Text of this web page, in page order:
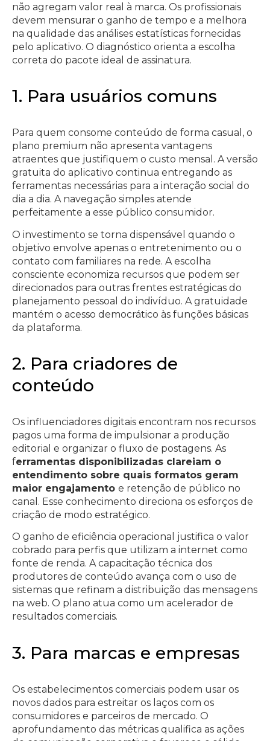
não agregam valor real à marca. Os profissionais
devem mensurar o ganho de tempo e a melhora
na qualidade das análises estatísticas fornecidas
pelo aplicativo. O diagnóstico orienta a escolha
correta do pacote ideal de assinatura.
1. Para usuários comuns
Para quem consome conteúdo de forma casual, o
plano premium não apresenta vantagens
atraentes que justifiquem o custo mensal. A versão
gratuita do aplicativo continua entregando as
ferramentas necessárias para a interação social do
dia a dia. A navegação simples atende
perfeitamente a esse público consumidor.
O investimento se torna dispensável quando o
objetivo envolve apenas o entretenimento ou o
contato com familiares na rede. A escolha
consciente economiza recursos que podem ser
direcionados para outras frentes estratégicas do
planejamento pessoal do indivíduo. A gratuidade
mantém o acesso democrático às funções básicas
da plataforma.
2. Para criadores de
conteúdo
Os influenciadores digitais encontram nos recursos
pagos uma forma de impulsionar a produção
editorial e organizar o fluxo de postagens. As
ferramentas disponibilizadas clareiam o
entendimento sobre quais formatos geram
maior engajamento e retenção de público no
canal. Esse conhecimento direciona os esforços de
criação de modo estratégico.
O ganho de eficiência operacional justifica o valor
cobrado para perfis que utilizam a internet como
fonte de renda. A capacitação técnica dos
produtores de conteúdo avança com o uso de
sistemas que refinam a distribuição das mensagens
na web. O plano atua como um acelerador de
resultados comerciais.
3. Para marcas e empresas
Os estabelecimentos comerciais podem usar os
novos dados para estreitar os laços com os
consumidores e parceiros de mercado. O
aprofundamento das métricas qualifica as ações